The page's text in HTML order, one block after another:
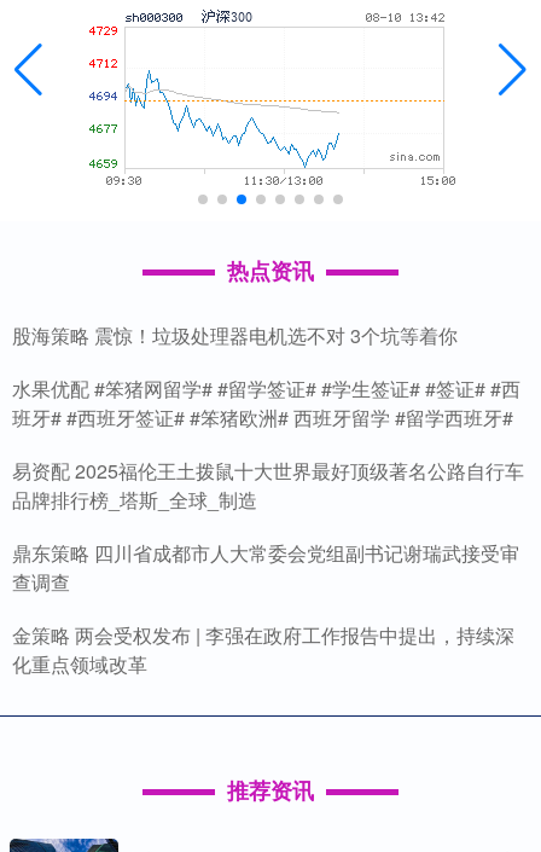
热点资讯
股海策略 震惊！垃圾处理器电机选不对 3个坑等着你
水果优配 #笨猪网留学# #留学签证# #学生签证# #签证# #西
班牙# #西班牙签证# #笨猪欧洲# 西班牙留学 #留学西班牙#
易资配 2025福伦王土拨鼠十大世界最好顶级著名公路自行车
品牌排行榜_塔斯_全球_制造
鼎东策略 四川省成都市人大常委会党组副书记谢瑞武接受审
查调查
金策略 两会受权发布 | 李强在政府工作报告中提出，持续深
化重点领域改革
推荐资讯